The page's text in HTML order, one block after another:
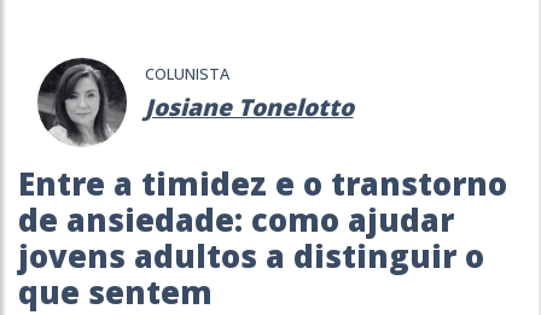
COLUNISTA
Josiane Tonelotto
Entre a timidez e o transtorno
de ansiedade: como ajudar
jovens adultos a distinguir o
que sentem